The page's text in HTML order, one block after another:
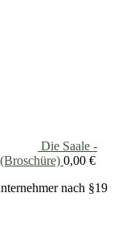
Die Saale -
0,00 €
nach §19